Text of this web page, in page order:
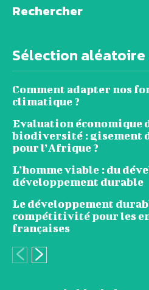
Rechercher
Sélection aléatoire
Comment adapter nos
climatique ?
Evaluation économique
biodiversité : gisement
pour l’Afrique ?
L’homme viable : du
développement durable
Le développement
compétitivité pour les
françaises